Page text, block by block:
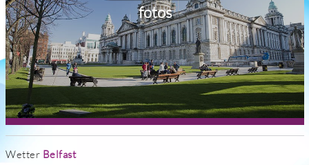
fotos
Wetter Belfast